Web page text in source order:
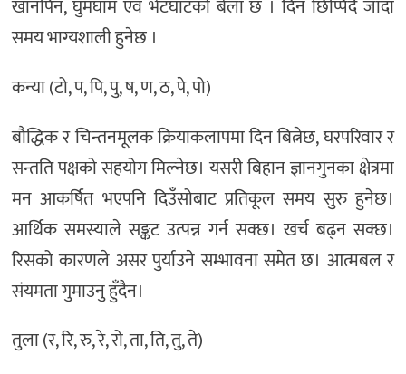
खानपिन, घुमघाम एवं भेटघाटको बेला छ । दिन छिप्पिंदै जाँदा
समय भाग्यशाली हुनेछ ।
कन्या (टो, प, पि, पु, ष, ण, ठ, पे, पो)
बौद्धिक र चिन्तनमूलक क्रियाकलापमा दिन बित्नेछ, घरपरिवार र
सन्तति पक्षको सहयोग मिल्नेछ। यसरी बिहान ज्ञानगुनका क्षेत्रमा
मन आकर्षित भएपनि दिउँसोबाट प्रतिकूल समय सुरु हुनेछ।
आर्थिक समस्याले सङ्कट उत्पन्न गर्न सक्छ। खर्च बढ्न सक्छ।
रिसको कारणले असर पुर्याउने सम्भावना समेत छ। आत्मबल र
संयमता गुमाउनु हुँदैन।
तुला (र, रि, रु, रे, रो, ता, ति, तु, ते)